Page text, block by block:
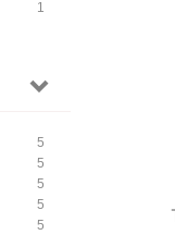
1
5
5
5
5
5